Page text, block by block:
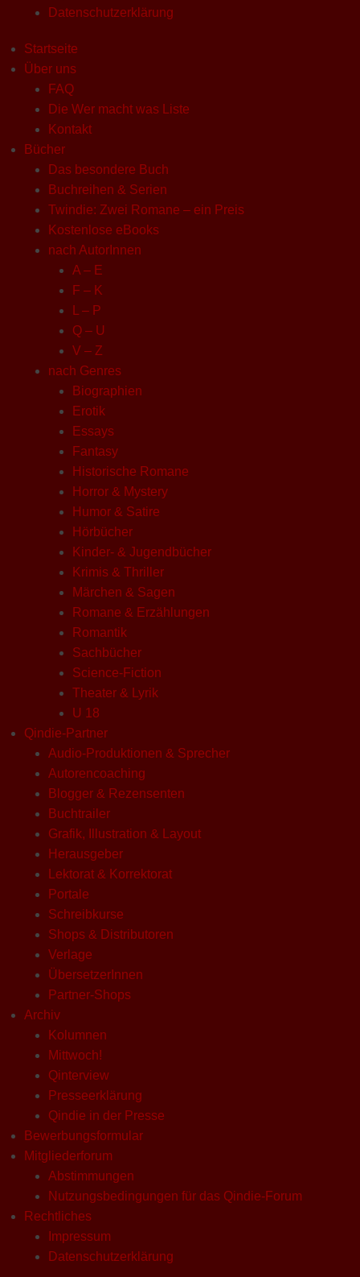
Datenschutzerklärung
Startseite
Über uns
FAQ
Die Wer macht was Liste
Kontakt
Bücher
Das besondere Buch
Buchreihen & Serien
Twindie: Zwei Romane – ein Preis
Kostenlose eBooks
nach AutorInnen
A – E
F – K
L – P
Q – U
V – Z
nach Genres
Biographien
Erotik
Essays
Fantasy
Historische Romane
Horror & Mystery
Humor & Satire
Hörbücher
Kinder- & Jugendbücher
Krimis & Thriller
Märchen & Sagen
Romane & Erzählungen
Romantik
Sachbücher
Science-Fiction
Theater & Lyrik
U 18
Qindie-Partner
Audio-Produktionen & Sprecher
Autorencoaching
Blogger & Rezensenten
Buchtrailer
Grafik, Illustration & Layout
Herausgeber
Lektorat & Korrektorat
Portale
Schreibkurse
Shops & Distributoren
Verlage
ÜbersetzerInnen
Partner-Shops
Archiv
Kolumnen
Mittwoch!
Qinterview
Presseerklärung
Qindie in der Presse
Bewerbungsformular
Mitgliederforum
Abstimmungen
Nutzungsbedingungen für das Qindie-Forum
Rechtliches
Impressum
Datenschutzerklärung